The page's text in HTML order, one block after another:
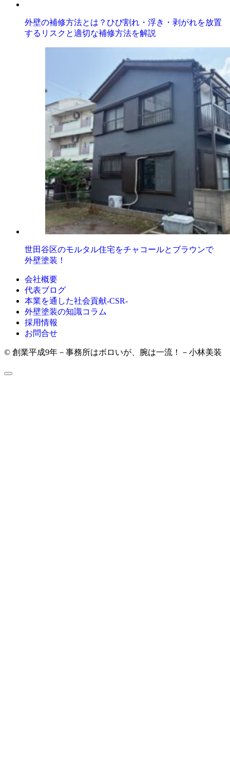
外壁の補修方法とは？ひび割れ・浮き・剥がれを放置
するリスクと適切な補修方法を解説
世田谷区のモルタル住宅をチャコールとブラウンで
外壁塗装！
会社概要
代表ブログ
本業を通した社会貢献-CSR-
外壁塗装の知識コラム
採用情報
お問合せ
© 創業平成9年－事務所はボロいが、腕は一流！－小林美装